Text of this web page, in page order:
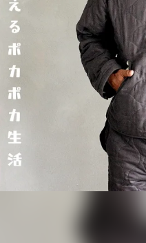
ビジネス・起業
まちづくり・地域活性化